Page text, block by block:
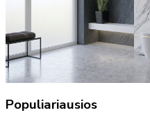
Populiariausios